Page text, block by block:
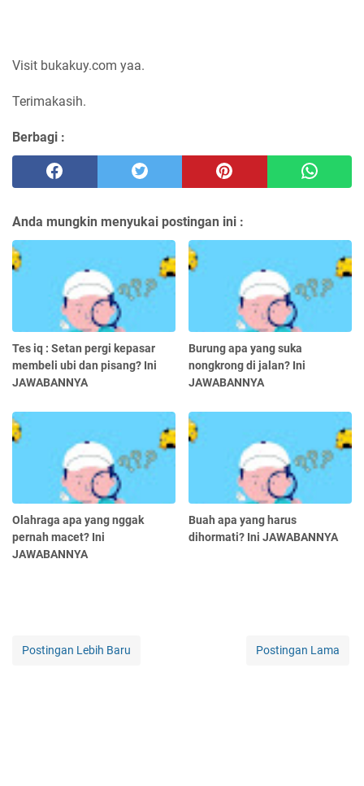
Visit bukakuy.com yaa.
Terimakasih.
Berbagi :
Anda mungkin menyukai postingan ini :
Tes iq : Setan pergi kepasar
membeli ubi dan pisang? Ini
JAWABANNYA
Burung apa yang suka
nongkrong di jalan? Ini
JAWABANNYA
Olahraga apa yang nggak
pernah macet? Ini
JAWABANNYA
Buah apa yang harus
dihormati? Ini JAWABANNYA
Postingan Lebih Baru Postingan Lama